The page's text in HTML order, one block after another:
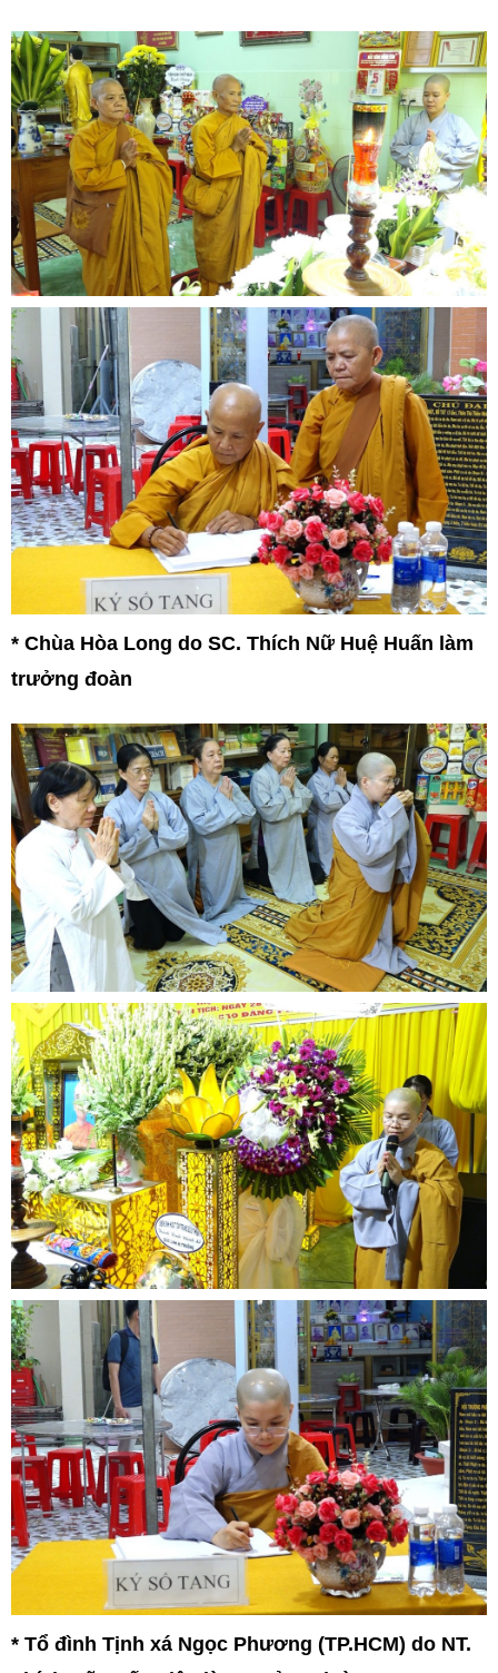
* Chùa Hòa Long do SC. Thích Nữ Huệ Huấn làm
trưởng đoàn
* Tổ đình Tịnh xá Ngọc Phương (TP.HCM) do NT.